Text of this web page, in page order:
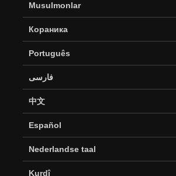
Musulmonlar
Кораника
Português
فارسی
中文
Español
Nederlandse taal
Kurdî